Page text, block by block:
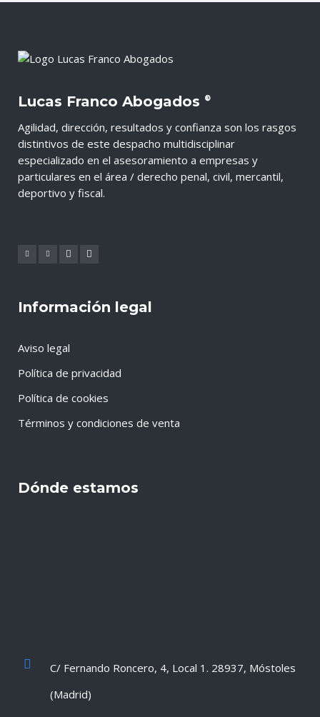
Lucas Franco Abogados ®
Agilidad, dirección, resultados y confianza son los rasgos
distintivos de este despacho multidisciplinar
especializado en el asesoramiento a empresas y
particulares en el área / derecho penal, civil, mercantil,
deportivo y fiscal.
Información legal
Aviso legal
Política de privacidad
Política de cookies
Términos y condiciones de venta
Dónde estamos
C/ Fernando Roncero, 4, Local 1. 28937, Móstoles
(Madrid)